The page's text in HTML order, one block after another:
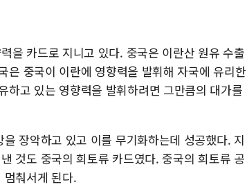
을 카드로 지니고 있다. 중국은 이란산 원유 수출
중국이 이란에 영향력을 발휘해 자국에 유리한
하고 있는 영향력을 발휘하려면 그만큼의 대가를
장악하고 있고 이를 무기화하는데 성공했다. 지
것도 중국의 희토류 카드였다. 중국의 희토류 공
춰서게 된다.